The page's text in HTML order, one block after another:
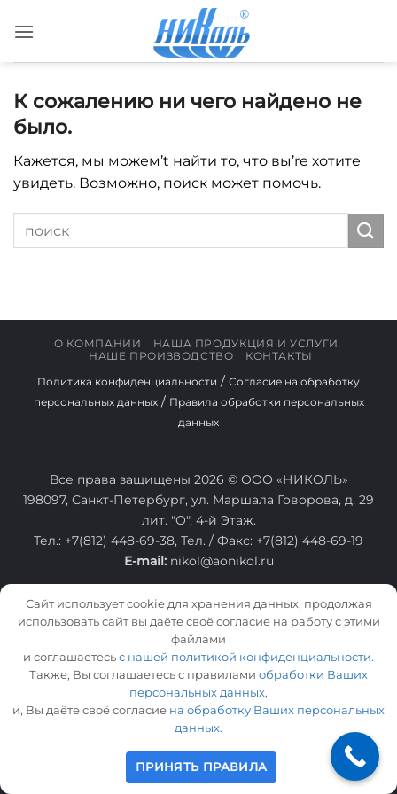
К сожалению ни чего найдено не
было.
Кажется, мы можем’t найти то, что вы’re хотите
увидеть. Возможно, поиск может помочь.
О КОМПАНИИ
НАША ПРОДУКЦИЯ И УСЛУГИ
НАШЕ ПРОИЗВОДСТВО
КОНТАКТЫ
Политика конфиденциальности / Согласие на обработку
персональных данных/ Правила обработки персональных
данных
Все права защищены 2026 © ООО «НИКОЛЬ»
198097, Санкт-Петербург, ул. Маршала Говорова, д. 29
лит. "О", 4-й Этаж.
Тел.: +7(812) 448-69-38, Тел. / Факс: +7(812) 448-69-19
E-mail: nikol@aonikol.ru
Сайт использует cookie для хранения данных, продолжая
использовать сайт вы даёте своё согласие на работу с этими
файлами
и соглашаетесьс нашей политикой конфиденциальности.
Также, Вы соглашаетесь с правилами обработки Ваших
персональных данных,
и, Вы даёте своё согласие на обработку Ваших персональных
данных.
ПРИНЯТЬ ПРАВИЛА